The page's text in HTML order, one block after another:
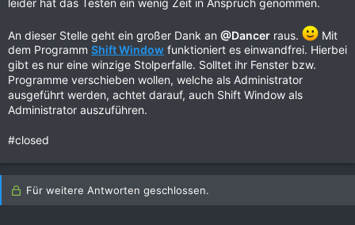
An dieser Stelle geht ein großer Dank an @Dancer raus.
Mit
dem Programm Shift Window funktioniert es einwandfrei. Hierbei
gibt es nur eine winzige Stolperfalle. Solltet ihr Fenster bzw.
Programme verschieben wollen, welche als Administrator
ausgeführt werden, achtet darauf, auch Shift Window als
Administrator auszuführen.
#closed
Für weitere Antworten geschlossen.